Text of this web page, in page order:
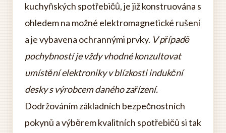
kuchyňských spotřebičů, je již konstruována s
ohledem na možné elektromagnetické rušení
a je vybavena ochrannými prvky. V případě
pochybností je vždy vhodné konzultovat
umístění elektroniky v blízkosti indukční
desky s výrobcem daného zařízení.
Dodržováním základních bezpečnostních
pokynů a výběrem kvalitních spotřebičů si tak